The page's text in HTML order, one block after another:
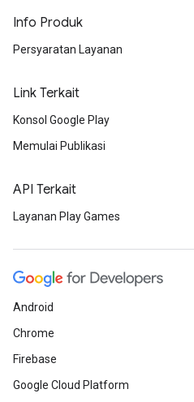
Info Produk
Persyaratan Layanan
Link Terkait
Konsol Google Play
Memulai Publikasi
API Terkait
Layanan Play Games
Android
Chrome
Firebase
Google Cloud Platform